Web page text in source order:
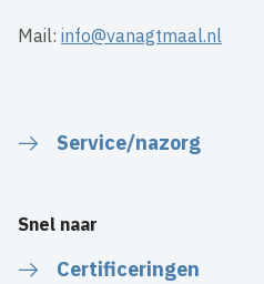
Mail:info@vanagtmaal.nl
Service/nazorg
Snel naar
Certificeringen